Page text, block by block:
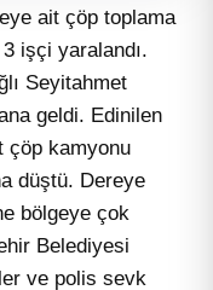
ait çöp toplama
işçi yaralandı.
Seyitahmet
geldi. Edinilen
çöp kamyonu
düştü. Dereye
bölgeye çok
Belediyesi
ve polis sevk